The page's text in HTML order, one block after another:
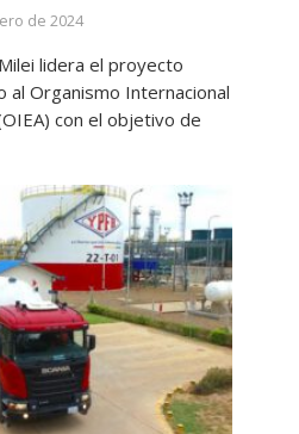
de 2024
lidera el proyecto
al Organismo Internacional
con el objetivo de